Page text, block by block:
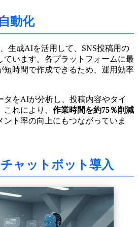
動化
生成AIを活用して、SNS投稿用の
ています。各プラットフォームに最
短時間で作成できるため、運用効率
タをAIが分析し、投稿内容やタイ
れにより、 作業時間を約75％削減
ント率の向上にもつながっていま
ャットボット導入